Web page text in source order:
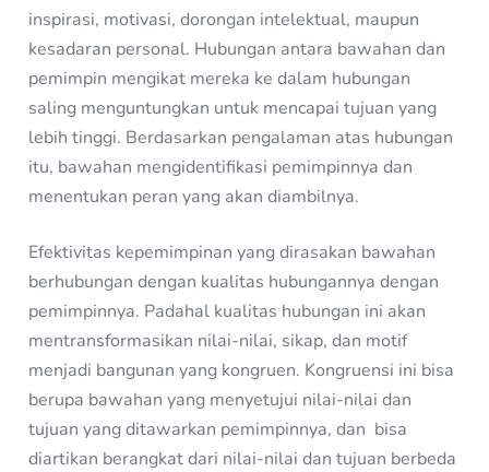
inspirasi, motivasi, dorongan intelektual, maupun
kesadaran personal. Hubungan antara bawahan dan
pemimpin mengikat mereka ke dalam hubungan
saling menguntungkan untuk mencapai tujuan yang
lebih tinggi. Berdasarkan pengalaman atas hubungan
itu, bawahan mengidentifikasi pemimpinnya dan
menentukan peran yang akan diambilnya.
Efektivitas kepemimpinan yang dirasakan bawahan
berhubungan dengan kualitas hubungannya dengan
pemimpinnya. Padahal kualitas hubungan ini akan
mentransformasikan nilai-nilai, sikap, dan motif
menjadi bangunan yang kongruen. Kongruensi ini bisa
berupa bawahan yang menyetujui nilai-nilai dan
tujuan yang ditawarkan pemimpinnya, dan bisa
diartikan berangkat dari nilai-nilai dan tujuan berbeda